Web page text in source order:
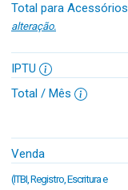
Total para Acessórios
alteração.
IPTU
Total / Mês
Venda
(ITBI, Registro, Escritura e